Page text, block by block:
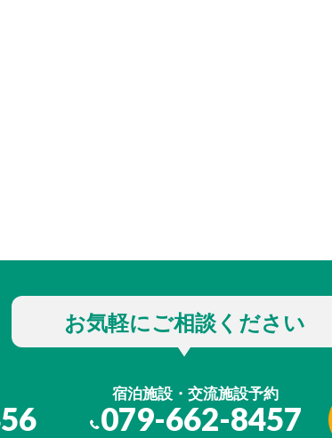
お気軽にご相談ください
宿泊施設・交流施設予約
079-662-8457